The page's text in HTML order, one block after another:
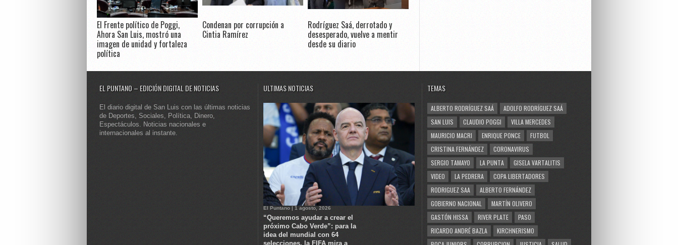
El Frente político de Poggi,
Ahora San Luis, mostró una
imagen de unidad y fortaleza
política
Condenan por corrupción a
Cintia Ramírez
Rodríguez Saá, derrotado y
desesperado, vuelve a mentir
desde su diario
EL PUNTANO – EDICIÓN DIGITAL DE NOTICIAS
El diario digital de San Luis con las últimas noticias
de Deportes, Sociales, Política, Dinero,
Espectáculos. Noticias nacionales e
internacionales al instante.
ULTIMAS NOTICIAS
El Puntano | 1 agosto, 2026
“Queremos ayudar a crear el
próximo Cabo Verde”: para la
idea del mundial con 64
selecciones, la FIFA mira a
TEMAS
ALBERTO RODRÍGUEZ SAÁ
ADOLFO RODRÍGUEZ SAÁ
SAN LUIS
CLAUDIO POGGI
VILLA MERCEDES
MAURICIO MACRI
ENRIQUE PONCE
FUTBOL
CRISTINA FERNÁNDEZ
CORONAVIRUS
SERGIO TAMAYO
LA PUNTA
GISELA VARTALITIS
VIDEO
LA PEDRERA
COPA LIBERTADORES
RODRIGUEZ SAA
ALBERTO FERNÁNDEZ
GOBIERNO NACIONAL
MARTÍN OLIVERO
GASTÓN HISSA
RIVER PLATE
PASO
RICARDO ANDRÉ BAZLA
KIRCHNERISMO